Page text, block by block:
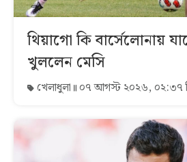
থিয়াগো কি বার্সেলোনায়
খুললেন মেসি
খেলাধুলা ০৭ আগস্ট ২০২৬, ০২:৩৭